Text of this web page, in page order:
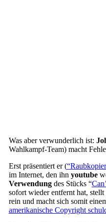
Was aber verwunderlich ist:
Wahlkampf-Team) macht
Erst präsentiert er (
im Internet, den ihn youtube
Verwendungdes Stücks “
sofort wieder entfernt hat,
rein und macht sich somit
amerikanische Copyright